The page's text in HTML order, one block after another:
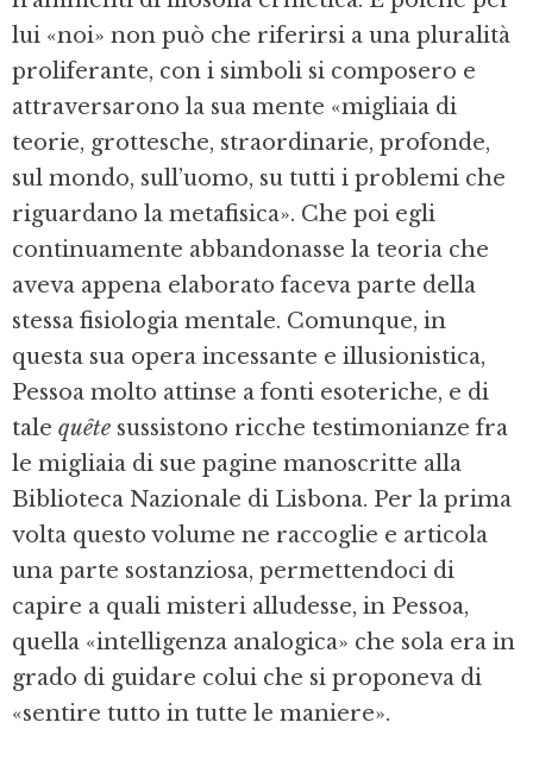
lui «noi» non può che riferirsi a una pluralità
proliferante, con i simboli si composero e
attraversarono la sua mente «migliaia di
teorie, grottesche, straordinarie, profonde,
sul mondo, sull’uomo, su tutti i problemi che
riguardano la metafisica». Che poi egli
continuamente abbandonasse la teoria che
aveva appena elaborato faceva parte della
stessa fisiologia mentale. Comunque, in
questa sua opera incessante e illusionistica,
Pessoa molto attinse a fonti esoteriche, e di
tale quête sussistono ricche testimonianze fra
le migliaia di sue pagine manoscritte alla
Biblioteca Nazionale di Lisbona. Per la prima
volta questo volume ne raccoglie e articola
una parte sostanziosa, permettendoci di
capire a quali misteri alludesse, in Pessoa,
quella «intelligenza analogica» che sola era in
grado di guidare colui che si proponeva di
«sentire tutto in tutte le maniere».